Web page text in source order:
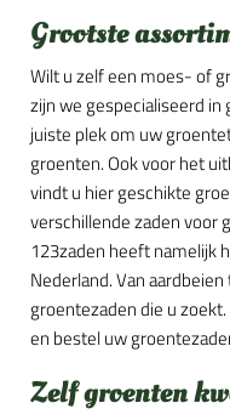
Grootste
Wilt u zelf een moes- of
zijn we gespecialiseerd
juiste plek om uw
groenten. Ook voor het
vindt u hier geschikte
verschillende zaden voor
123zaden heeft namelijk
Nederland. Van
groentezaden die u
en bestel uw
Zelf groenten